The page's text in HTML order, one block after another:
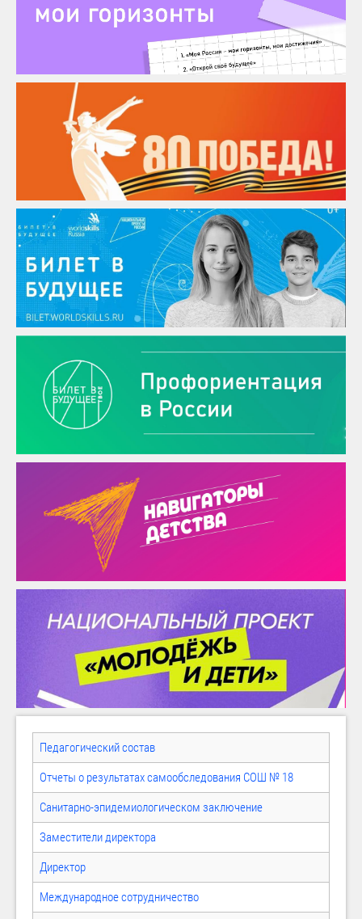
Педагогический состав
Отчеты о результатах самообследования СОШ № 18
Санитарно-эпидемиологическом заключение
Заместители директора
Директор
Международное сотрудничество